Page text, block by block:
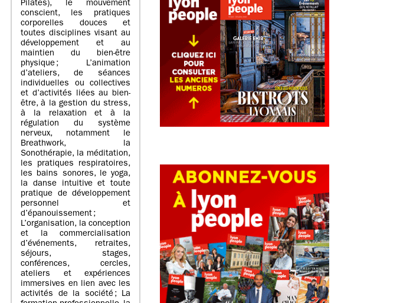
Pilates), le mouvement
conscient, les pratiques
corporelles douces et
toutes disciplines visant au
développement et au
maintien du bien-être
physique ; L’animation
d’ateliers, de séances
individuelles ou collectives
et d’activités liées au bien-
être, à la gestion du stress,
à la relaxation et à la
régulation du système
nerveux, notamment le
Breathwork, la
Sonothérapie, la méditation,
les pratiques respiratoires,
les bains sonores, le yoga,
la danse intuitive et toute
pratique de développement
personnel et
d’épanouissement ;
L’organisation, la conception
et la commercialisation
d’événements, retraites,
séjours, stages,
conférences, cercles,
ateliers et expériences
immersives en lien avec les
activités de la société ; La